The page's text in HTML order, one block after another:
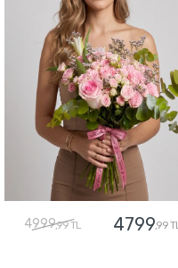
4999,99 TL 4799,99 TL